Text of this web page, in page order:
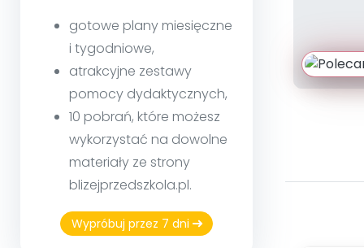
gotowe plany miesięczne
i tygodniowe,
atrakcyjne zestawy
pomocy dydaktycznych,
10 pobrań, które możesz
wykorzystać na dowolne
materiały ze strony
blizejprzedszkola.pl.
Wypróbuj przez 7 dni